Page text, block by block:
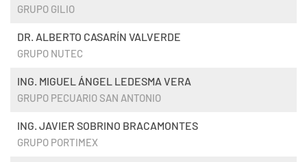
GRUPO GILIO
DR. ALBERTO CASARÍN VALVERDE
GRUPO NUTEC
ING. MIGUEL ÁNGEL LEDESMA VERA
GRUPO PECUARIO SAN ANTONIO
ING. JAVIER SOBRINO BRACAMONTES
GRUPO PORTIMEX